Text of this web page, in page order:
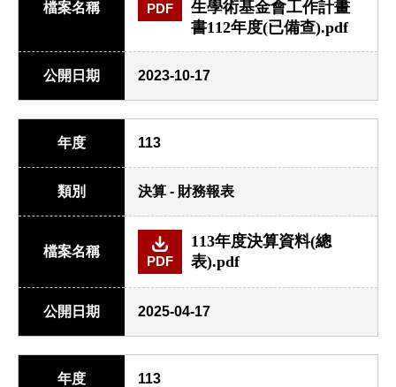
檔案名稱 PDF
生學術基金會工作計畫
書112年度(已備查).pdf
公開日期 2023-10-17
年度 113
類別 決算 - 財務報表
檔案名稱
PDF
113年度決算資料(總
表).pdf
公開日期 2025-04-17
年度 113